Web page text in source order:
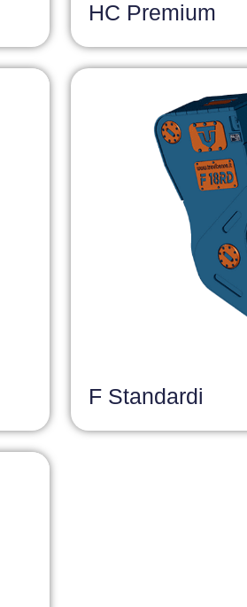
HC Premium
F Standardi